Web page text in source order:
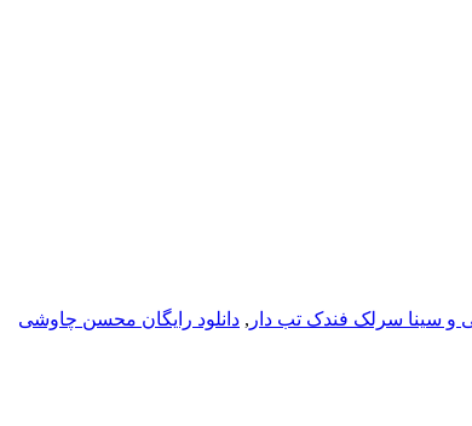
و سینا سرلک فندک تب دار , دانلود رایگان محسن چاوشی